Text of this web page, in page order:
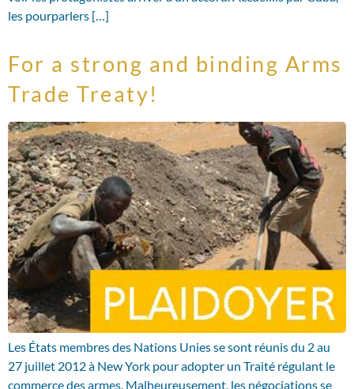
les pourparlers […]
For a strong and binding Arms
Trade Treaty!
Les États membres des Nations Unies se sont réunis du 2 au
27 juillet 2012 à New York pour adopter un Traité régulant le
commerce des armes. Malheureusement, les négociations se